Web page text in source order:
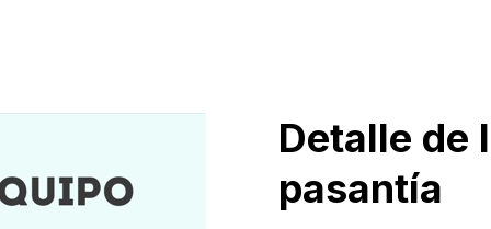
Detalle de
pasantía